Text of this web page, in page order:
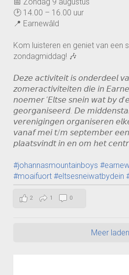
🕑 14.00 – 16.00 uur
📍 Earnewâld
Kom luisteren en geniet van een
zondagmiddag! 🎶
𝘋𝘦𝘻𝘦 𝘢𝘤𝘵𝘪𝘷𝘪𝘵𝘦𝘪𝘵 𝘪𝘴 𝘰𝘯𝘥𝘦𝘳𝘥𝘦𝘦𝘭
𝘻𝘰𝘮𝘦𝘳𝘢𝘤𝘵𝘪𝘷𝘪𝘵𝘦𝘪𝘵𝘦𝘯 𝘥𝘪𝘦 𝘪𝘯
𝘯𝘰𝘦𝘮𝘦𝘳 ‘𝘌𝘭𝘵𝘴𝘦 𝘴𝘯𝘦𝘪𝘯 𝘸𝘢𝘵 𝘣𝘺
𝘨𝘦𝘰𝘳𝘨𝘢𝘯𝘪𝘴𝘦𝘦𝘳𝘥. 𝘋𝘦
𝘷𝘦𝘳𝘦𝘯𝘪𝘨𝘪𝘯𝘨𝘦𝘯 𝘰𝘳𝘨𝘢𝘯𝘪𝘴𝘦𝘳𝘦𝘯
𝘷𝘢𝘯𝘢𝘧 𝘮𝘦𝘪 𝘵/𝘮 𝘴𝘦𝘱𝘵𝘦𝘮𝘣𝘦𝘳 𝘦𝘦𝘯
𝘱𝘭𝘢𝘢𝘵𝘴𝘷𝘪𝘯𝘥𝘵 𝘪𝘯 𝘦𝘯 𝘰𝘮 𝘩𝘦𝘵
#johannasmountainboys
#moaifuort #eltsesneiwatbydein
2 1 0
Meer laden